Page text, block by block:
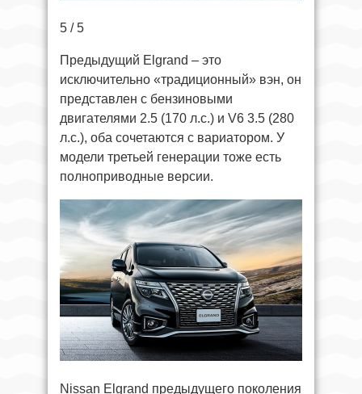
5 / 5
Предыдущий Elgrand – это
исключительно «традиционный» вэн, он
представлен с бензиновыми
двигателями 2.5 (170 л.с.) и V6 3.5 (280
л.с.), оба сочетаются с вариатором. У
модели третьей генерации тоже есть
полноприводные версии.
Nissan Elgrand предыдущего поколения